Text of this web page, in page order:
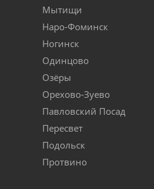
Мытищи
Наро-Фоминск
Ногинск
Одинцово
Озёры
Орехово-Зуево
Павловский Посад
Пересвет
Подольск
Протвино